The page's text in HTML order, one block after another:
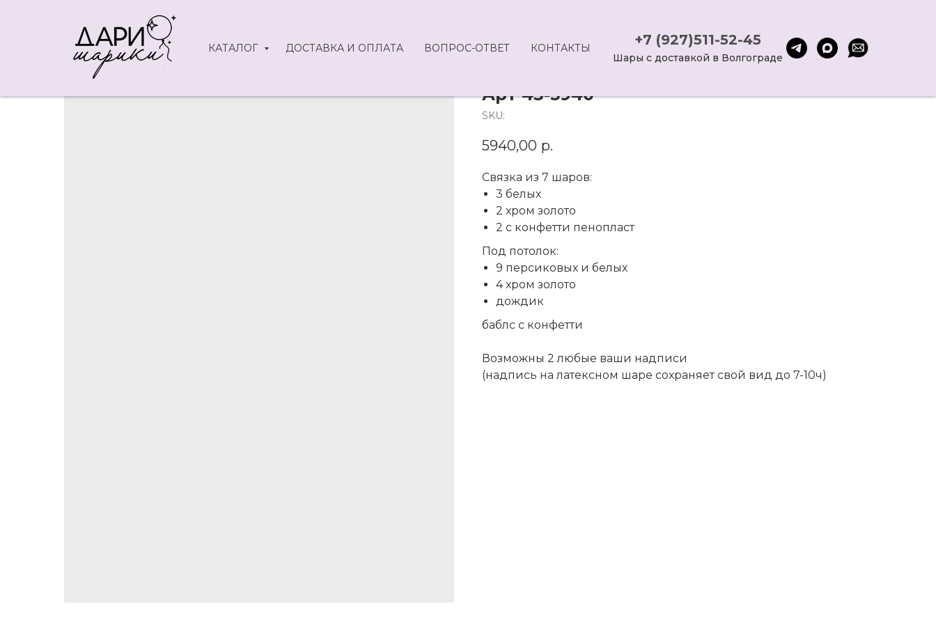
КАТАЛОГ ДОСТАВКА И ОПЛАТА ВОПРОС-ОТВЕТ КОНТАКТЫ +7 (927)511-52-45
Шары с доставкой в Волгограде
Арт 43-5940
SKU:
5940,00 р.
Связка из 7 шаров:
3 белых
2 хром золото
2 с конфетти пенопласт
Под потолок:
9 персиковых и белых
4 хром золото
дождик
баблс с конфетти
Возможны 2 любые ваши надписи
(надпись на латексном шаре сохраняет свой вид до 7-10ч)